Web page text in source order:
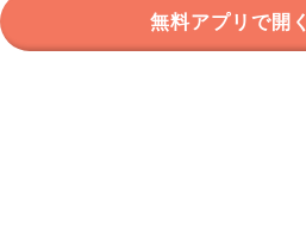
無料アプリで開く